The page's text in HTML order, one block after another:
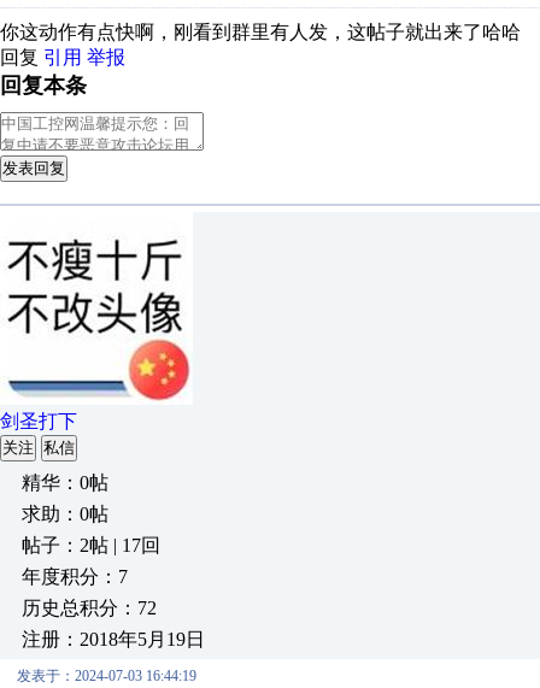
你这动作有点快啊，刚看到群里有人发，这帖子就出来了哈哈
回复 引用 举报
回复本条
发表回复
剑圣打下
关注 私信
精华：0帖
求助：0帖
帖子：2帖 | 17回
年度积分：7
历史总积分：72
注册：2018年5月19日
发表于：2024-07-03 16:44:19